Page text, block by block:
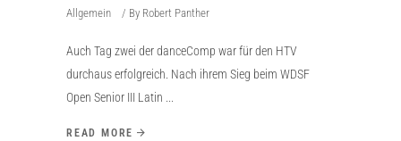
Allgemein By Robert Panther
Auch Tag zwei der danceComp war für den HTV
durchaus erfolgreich. Nach ihrem Sieg beim WDSF
Open Senior III Latin
READ MORE